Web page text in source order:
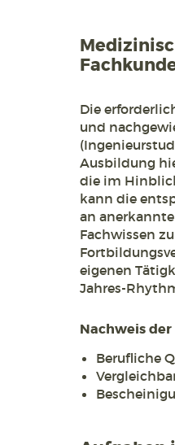
Die
und
Ausbildung
die im
kann die
an
Fachwissen
eigenen
Jahres-
Nachweis
Berufliche